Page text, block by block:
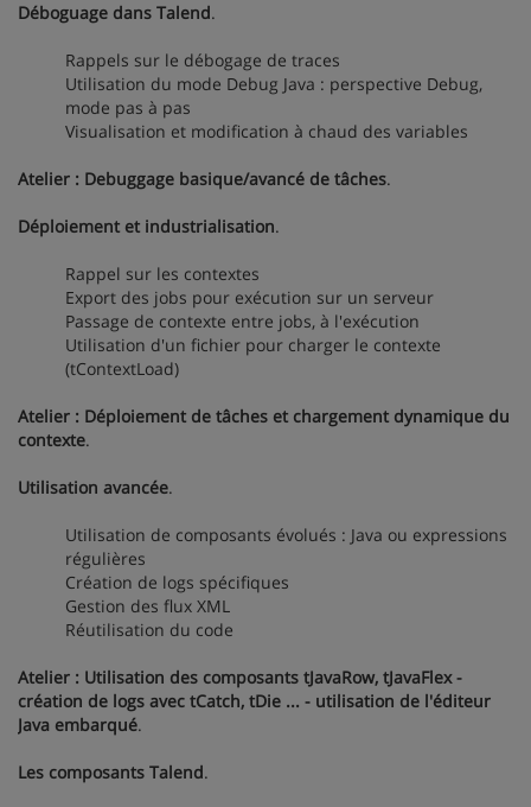
Déboguage dans Talend.
Rappels sur le débogage de traces
Utilisation du mode Debug Java : perspective Debug,
mode pas à pas
Visualisation et modification à chaud des variables
Atelier : Debuggage basique/avancé de tâches.
Déploiement et industrialisation.
Rappel sur les contextes
Export des jobs pour exécution sur un serveur
Passage de contexte entre jobs, à l'exécution
Utilisation d'un fichier pour charger le contexte
(tContextLoad)
Atelier : Déploiement de tâches et chargement dynamique du
contexte.
Utilisation avancée.
Utilisation de composants évolués : Java ou expressions
régulières
Création de logs spécifiques
Gestion des flux XML
Réutilisation du code
Atelier : Utilisation des composants tJavaRow, tJavaFlex -
création de logs avec tCatch, tDie ... - utilisation de l'éditeur
Java embarqué.
Les composants Talend.